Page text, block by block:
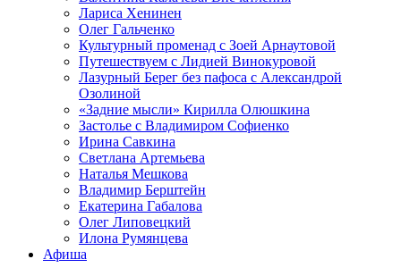
Лариса Хенинен
Олег Гальченко
Культурный променад с Зоей Арнаутовой
Путешествуем с Лидией Винокуровой
Лазурный Берег без пафоса с Александрой
Озолиной
«Задние мысли» Кирилла Олюшкина
Застолье с Владимиром Софиенко
Ирина Савкина
Светлана Артемьева
Наталья Мешкова
Владимир Берштейн
Екатерина Габалова
Олег Липовецкий
Илона Румянцева
Афиша